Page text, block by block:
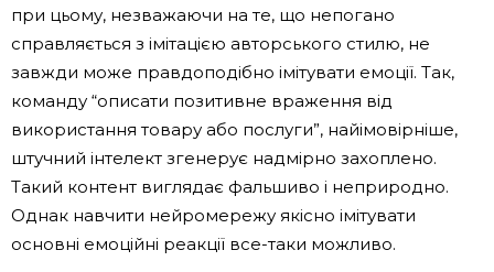
при цьому, незважаючи на те, що непогано
справляється з імітацією авторського стилю, не
завжди може правдоподібно імітувати емоції. Так,
команду “описати позитивне враження від
використання товару або послуги”, найімовірніше,
штучний інтелект згенерує надмірно захоплено.
Такий контент виглядає фальшиво і неприродно.
Однак навчити нейромережу якісно імітувати
основні емоційні реакції все-таки можливо.